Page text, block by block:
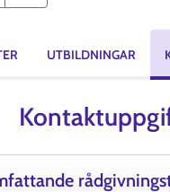
UTBILDNINGAR